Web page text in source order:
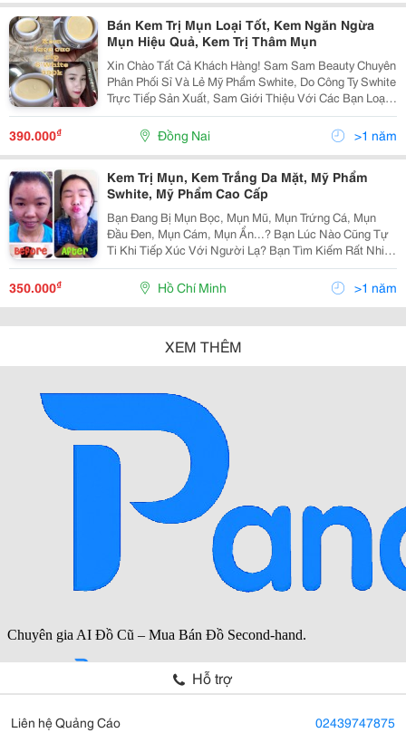
Bán Kem Trị Mụn Loại Tốt, Kem Ngăn Ngừa
Mụn Hiệu Quả, Kem Trị Thâm Mụn
Xin Chào Tất Cả Khách Hàng! Sam Sam Beauty Chuyên
Phân Phối Sỉ Và Lẻ Mỹ Phẩm Swhite, Do Công Ty Swhite
Trực Tiếp Sản Xuất, Sam Giới Thiệu Với Các Bạn Loại
Kem Face Cho Da Mặt Nhằm Trắng Da , Dưỡng Ẩm Và
Chống Nắng. Kem Face Cao Cấp Swhite Cải T
390.000₫ Đồng Nai >1 năm
Kem Trị Mụn, Kem Trắng Da Mặt, Mỹ Phẩm
Swhite, Mỹ Phẩm Cao Cấp
Bạn Đang Bị Mụn Bọc, Mụn Mũ, Mụn Trứng Cá, Mụn
Đầu Đen, Mụn Cám, Mụn Ẩn...? Bạn Lúc Nào Cũng Tự
Ti Khi Tiếp Xúc Với Người Lạ? Bạn Tìm Kiếm Rất Nhiều
Phương Pháp Trị Mụn Nhưng Không Hiệu Quả? Bạn
Đang Cần 1 Loại Trị Mụn Từ Thiên Nhiên, Trị Mụn Tận
350.000₫ Hồ Chí Minh >1 năm
XEM THÊM
Hỗ trợ
Liên hệ Quảng Cáo 02439747875